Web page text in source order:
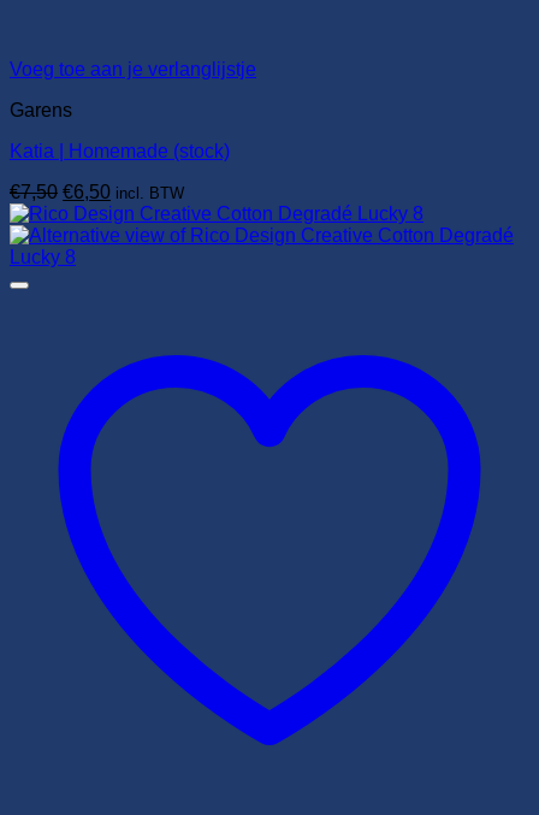
Voeg toe aan je verlanglijstje
Garens
Katia | Homemade (stock)
€7,50 Oorspronkelijke
prijs
was:
€7,50.
€6,50Huidige
prijs
is:
incl. BTW